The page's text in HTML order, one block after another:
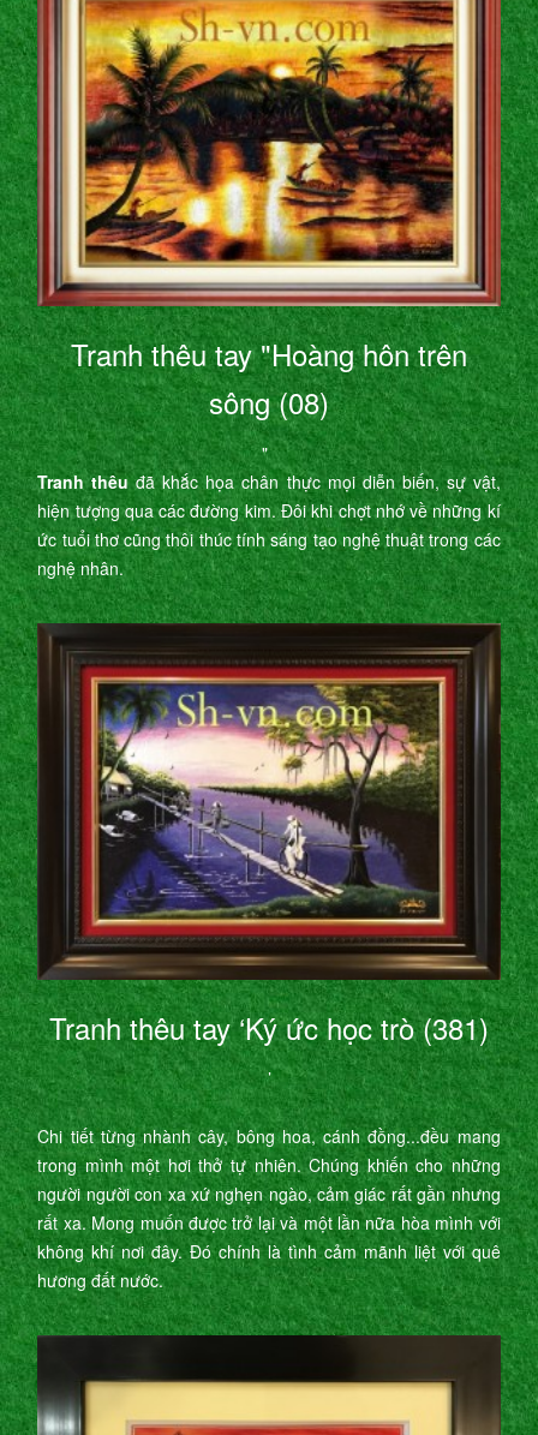
Tranh thêu tay "Hoàng hôn trên
sông (08)
"
Tranh thêuđã khắc họa chân thực mọi diễn biến, sự vật,
hiện tượng qua các đường kim. Đôi khi chợt nhớ về những kí
ức tuổi thơ cũng thôi thúc tính sáng tạo nghệ thuật trong các
nghệ nhân.
Tranh thêu tay ‘Ký ức học trò (381)
’
Chi tiết từng nhành cây, bông hoa, cánh đồng...đều mang
trong mình một hơi thở tự nhiên. Chúng khiến cho những
người người con xa xứ nghẹn ngào, cảm giác rất gần nhưng
rất xa. Mong muốn được trở lại và một lần nữa hòa mình với
không khí nơi đây. Đó chính là tình cảm mãnh liệt với quê
hương đất nước.